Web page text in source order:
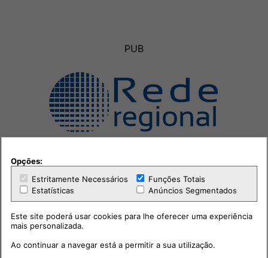
PUB
Outras notícias
Opções:
Estritamente Necessários
Funções Totais
Estatísticas
Anúncios Segmentados
Este site poderá usar cookies para lhe oferecer uma experiência
mais personalizada.
Ao continuar a navegar está a permitir a sua utilização.